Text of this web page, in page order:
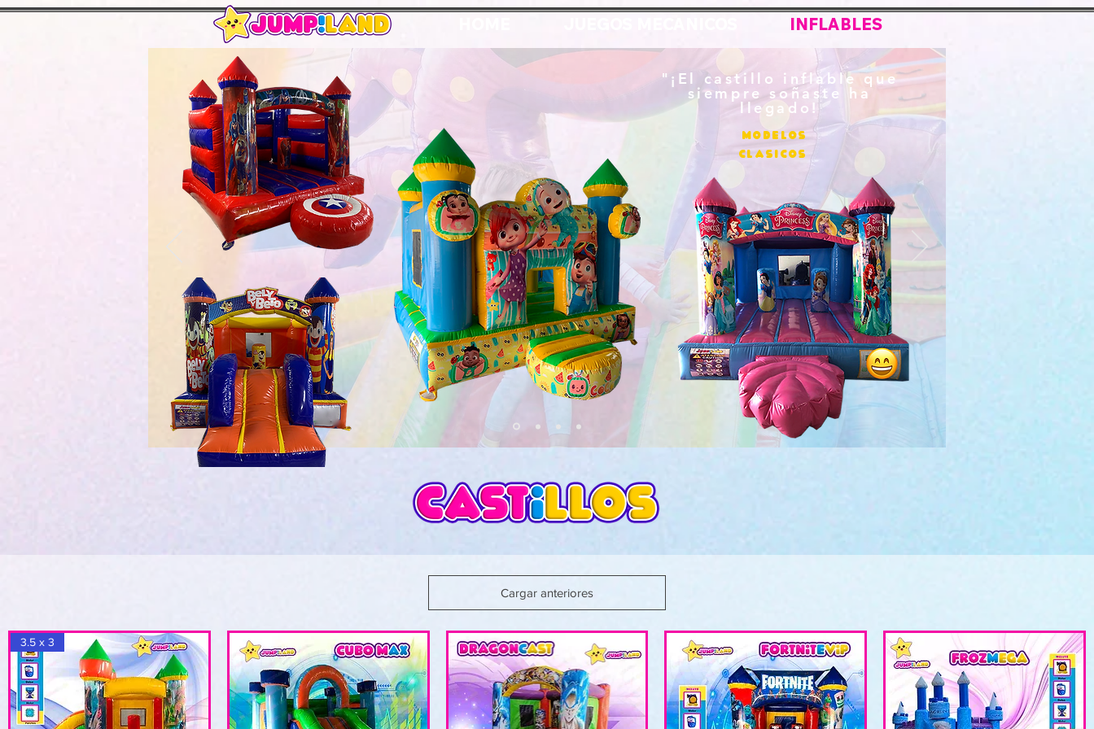
INFLABLES
"¡El castillo inflable que
siempre soñaste ha
llegado!
MODELOS
CLaSICOS
Cargar anteriores
3.5 x 3